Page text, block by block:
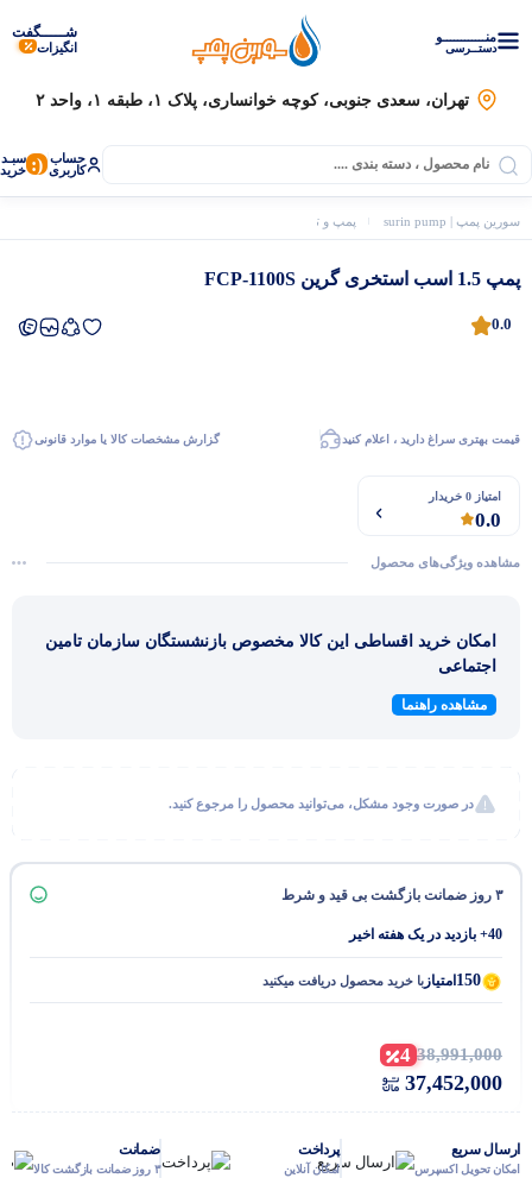
منــــــــــــو
دستــرسی
شـــــگفت
انگیزات
تهران، سعدی جنوبی، کوچه خوانساری، پلاک ۱، طبقه ۱، واحد ۲
حساب
کاربری (: سبـد
خرید
سورین پمپ | surin pump پمپ و تجهیزات استخر
پمپ 1.5 اسب استخری گرین FCP-1100S
0.0
قیمت بهتری سراغ دارید ، اعلام کنید گزارش مشخصات کالا یا موارد قانونی
امتیاز 0 خریدار
0.0
مشاهده ویژگی‌های محصول
امکان خرید اقساطی این کالا مخصوص بازنشستگان سازمان تامین
اجتماعی
مشاهده راهنما
در صورت وجود مشکل، می‌توانید محصول را مرجوع کنید.
۳ روز ضمانت بازگشت بی قید و شرط
40+ بازدید در یک هفته اخیر
150 امتیاز با خرید محصول دریافت میکنید
38,991,000
4
37,452,000
ارسال سریع
امکان تحویل اکسپرس
پرداخت
امکان آنلاین
ضمانت
۳ روز ضمانت بازگشت کالا